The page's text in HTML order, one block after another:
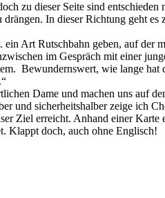
zu dieser Seite sind
In dieser Richtung geht
Art Rutschbahn geben, auf
im Gespräch mit einer
Bewundernswert, wie lange hat
Dame und machen uns auf
und sicherheitshalber zeige ich
Ziel erreicht. Anhand einer
Klappt doch, auch ohne Englisch!